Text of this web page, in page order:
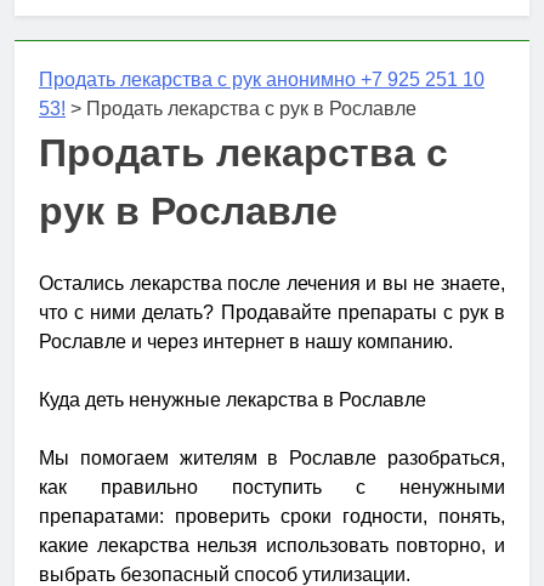
Продать лекарства с рук анонимно +7 925 251 10
53! > Продать лекарства с рук в Рославле
Продать лекарства с
рук в Рославле
Остались лекарства после лечения и вы не знаете,
что с ними делать? Продавайте препараты с рук в
Рославле и через интернет в нашу компанию.
Куда деть ненужные лекарства в Рославле
Мы помогаем жителям в Рославле разобраться,
как правильно поступить с ненужными
препаратами: проверить сроки годности, понять,
какие лекарства нельзя использовать повторно, и
выбрать безопасный способ утилизации.